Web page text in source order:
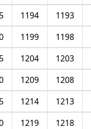
1193
1194
1198
1199
1203
1204
1208
1209
1213
1214
1218
1219